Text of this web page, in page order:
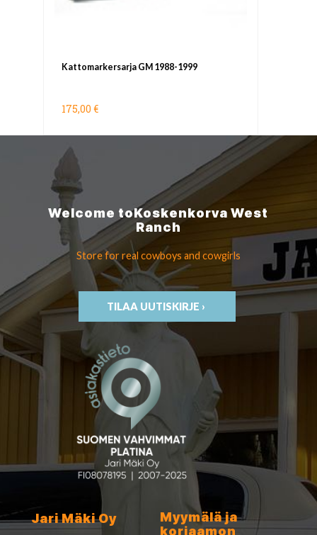
Kattomarkersarja GM 1988-1999
175,00 €
Welcome toKoskenkorvaWest
Ranch
Store for real cowboys and cowgirls
TILAA UUTISKIRJE ›
Jari Mäki Oy
Myymälä ja
korjaamon